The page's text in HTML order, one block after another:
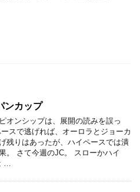
ンカップ
オンシップは、展開の読みを誤っ
スで逃げれば、オーロラとジョーカ
残りはあったが、ハイペースでは潰
。 さて今週のJC。 スローかハイ
…